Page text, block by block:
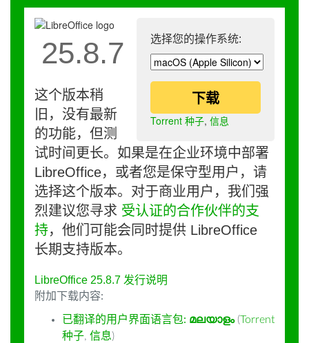
选择您的操作系统:
下载
Torrent 种子, 信息
25.8.7
这个版本稍
旧，没有最新
的功能，但测
试时间更长。如果是在企业环境中部署
LibreOffice，或者您是保守型用户，请
选择这个版本。对于商业用户，我们强
烈建议您寻求 受认证的合作伙伴的支
持，他们可能会同时提供 LibreOffice
长期支持版本。
LibreOffice 25.8.7 发行说明
附加下载内容:
已翻译的用户界面语言包: മലയാളം (Torrent
种子, 信息)